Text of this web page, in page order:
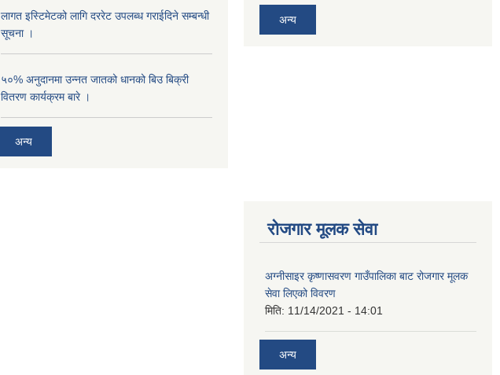
लागत इस्टिमेटको लागि दररेट उपलब्ध गराईदिने सम्बन्धी
सूचना ।
५०% अनुदानमा उन्नत जातको धानको बिउ बिक्री
वितरण कार्यक्रम बारे ।
अन्य
अन्य
रोजगार मूलक सेवा
अग्नीसाइर कृष्णासवरण गाउँपालिका बाट रोजगार मूलक
सेवा लिएको विवरण
मिति: 11/14/2021 - 14:01
अन्य